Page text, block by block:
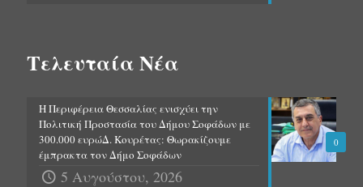
Τελευταία Νέα
0
Η Περιφέρεια Θεσσαλίας ενισχύει την
Πολιτική Προστασία του Δήμου Σοφάδων με
300.000 ευρώΔ. Κουρέτας: Θωρακίζουμε
έμπρακτα τον Δήμο Σοφάδων
5 Αυγούστου, 2026